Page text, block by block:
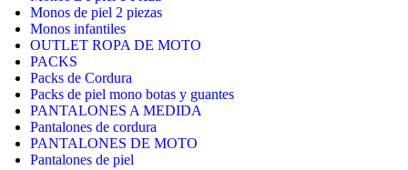
Monos de piel 2 piezas
Monos infantiles
OUTLET ROPA DE MOTO
PACKS
Packs de Cordura
Packs de piel mono botas y guantes
PANTALONES A MEDIDA
Pantalones de cordura
PANTALONES DE MOTO
Pantalones de piel